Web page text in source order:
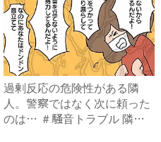
過剰反応の危険性がある隣
人。警察ではなく次に頼った
のは… ＃騒音トラブル 隣の